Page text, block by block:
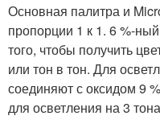
Основная палитра и
пропорции 1 к 1. 6 %-
того, чтобы получить
или тон в тон. Для
соединяют с оксидом 9
для осветления на 3